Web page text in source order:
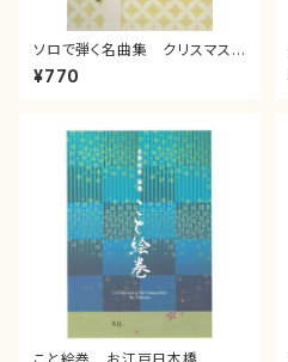
ソロで弾く名曲集 クリスマス・
イブ／恋人がサンタクロース(
箏独奏 /大平光美 編曲/楽
¥770